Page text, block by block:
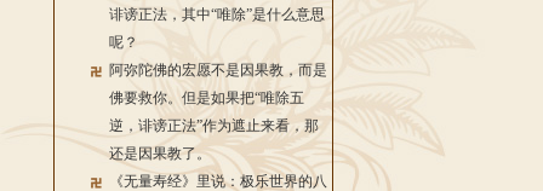
诽谤正法，其中“唯除”是什么意思
呢？
阿弥陀佛的宏愿不是因果教，而是
佛要救你。但是如果把“唯除五
逆，诽谤正法”作为遮止来看，那
还是因果教了。
《无量寿经》里说：极乐世界的八